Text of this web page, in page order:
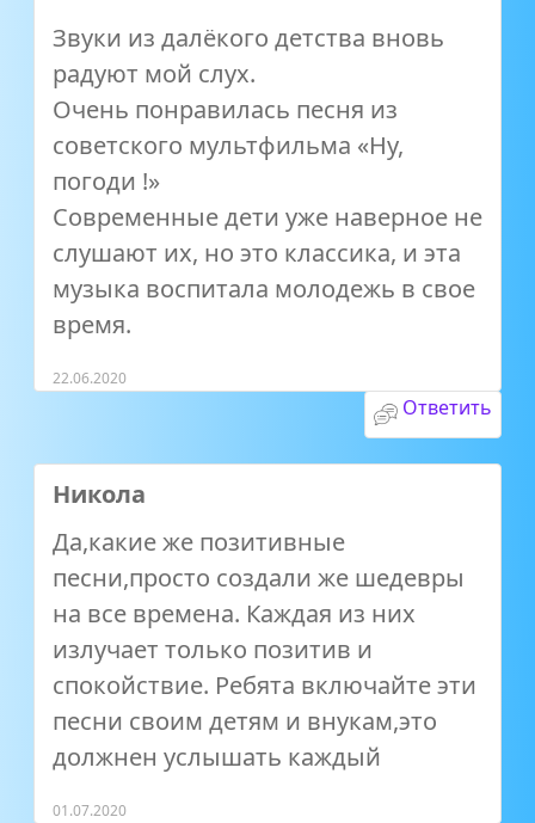
Звуки из далёкого детства вновь
радуют мой слух.
Очень понравилась песня из
советского мультфильма «Ну,
погоди !»
Современные дети уже наверное не
слушают их, но это классика, и эта
музыка воспитала молодежь в свое
время.
22.06.2020
Ответить
Никола
Да,какие же позитивные
песни,просто создали же шедевры
на все времена. Каждая из них
излучает только позитив и
спокойствие. Ребята включайте эти
песни своим детям и внукам,это
должнен услышать каждый
01.07.2020